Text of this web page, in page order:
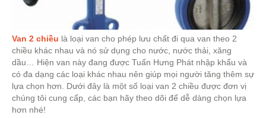
Van 2 chiều là loại van cho phép lưu chất đi qua van theo 2
chiều khác nhau và nó sử dụng cho nước, nước thải, xăng
dầu… Hiện van này đang được Tuấn Hưng Phát nhập khẩu và
có đa dạng các loại khác nhau nên giúp mọi người tăng thêm sự
lựa chọn hơn. Dưới đây là một số loại van 2 chiều được đơn vị
chúng tôi cung cấp, các bạn hãy theo dõi để dễ dàng chọn lựa
hơn nhé!